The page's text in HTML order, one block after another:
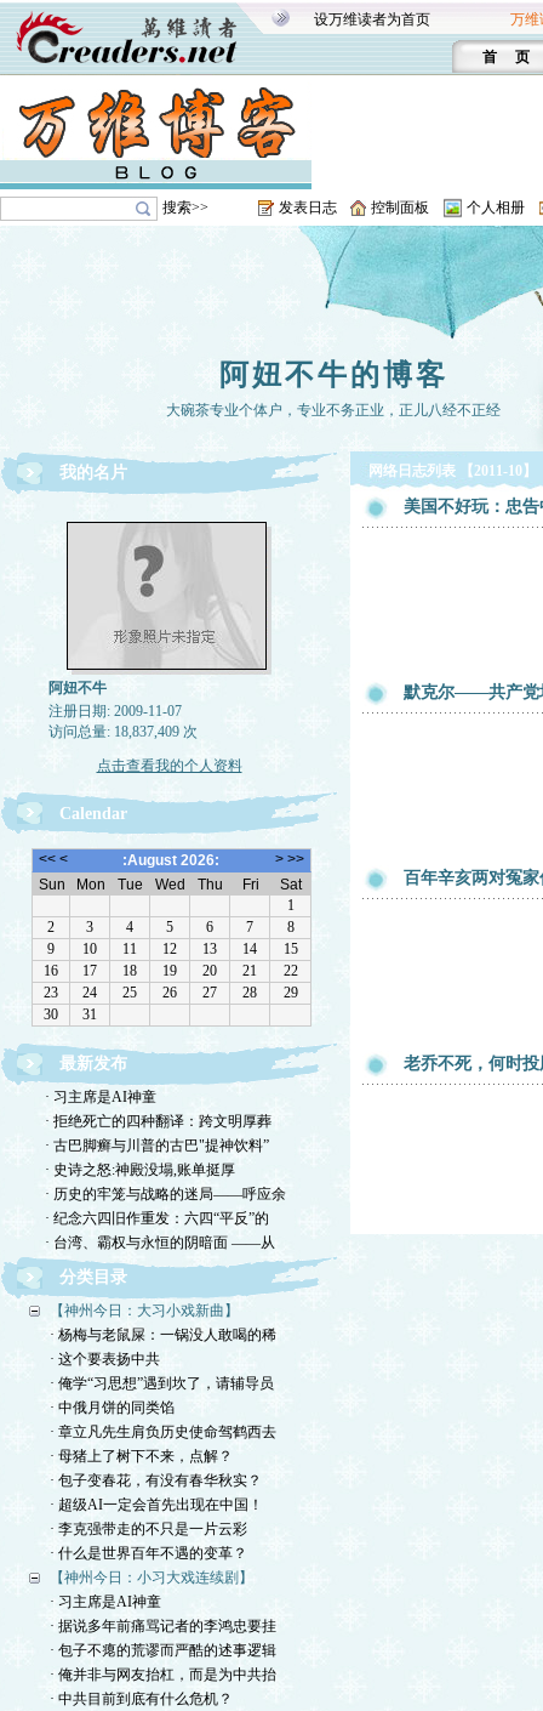
设万维读者为首页 万维
首 页
搜索>> 发表日志 控制面板 个人相册
阿妞不牛的博客
大碗茶专业个体户，专业不务正业，正儿八经不正经
我的名片
阿妞不牛
注册日期: 2009-11-07
访问总量: 18,837,409 次
点击查看我的个人资料
Calendar
最新发布
· 习主席是AI神童
· 拒绝死亡的四种翻译：跨文明厚葬
· 古巴脚癣与川普的古巴"提神饮料”
· 史诗之怒:神殿没塌,账单挺厚
· 历史的牢笼与战略的迷局——呼应余
· 纪念六四旧作重发：六四“平反”的
· 台湾、霸权与永恒的阴暗面 ——从
分类目录
【神州今日：大习小戏新曲】
· 杨梅与老鼠屎：一锅没人敢喝的稀
· 这个要表扬中共
· 俺学“习思想”遇到坎了，请辅导员
· 中俄月饼的同类馅
· 章立凡先生肩负历史使命驾鹤西去
· 母猪上了树下不来，点解？
· 包子变春花，有没有春华秋实？
· 超级AI一定会首先出现在中国！
· 李克强带走的不只是一片云彩
· 什么是世界百年不遇的变革？
【神州今日：小习大戏连续剧】
· 习主席是AI神童
· 据说多年前痛骂记者的李鸿忠要挂
· 包子不瘪的荒谬而严酷的述事逻辑
· 俺并非与网友抬杠，而是为中共抬
· 中共目前到底有什么危机？
网络日志列表 【2011-10】
美国不好玩：忠
默克尔——共产党
百年辛亥两对冤
老乔不死，何时